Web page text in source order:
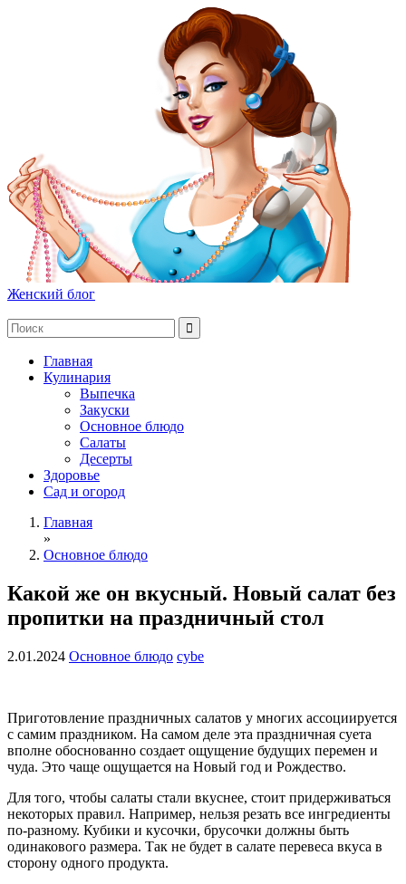
Женский блог
Главная
Кулинария
Выпечка
Закуски
Основное блюдо
Салаты
Десерты
Здоровье
Сад и огород
Главная
»
Основное блюдо
Какой же он вкусный. Новый салат без
пропитки на праздничный стол
2.01.2024 Основное блюдо cybe
Приготовление праздничных салатов у многих ассоциируется
с самим праздником. На самом деле эта праздничная суета
вполне обоснованно создает ощущение будущих перемен и
чуда. Это чаще ощущается на Новый год и Рождество.
Для того, чтобы салаты стали вкуснее, стоит придерживаться
некоторых правил. Например, нельзя резать все ингредиенты
по-разному. Кубики и кусочки, брусочки должны быть
одинакового размера. Так не будет в салате перевеса вкуса в
сторону одного продукта.